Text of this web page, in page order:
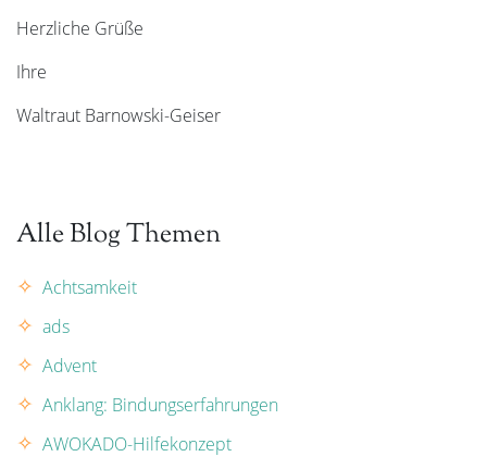
Herzliche Grüße
Ihre
Waltraut Barnowski-Geiser
Alle Blog Themen
Achtsamkeit
ads
Advent
Anklang: Bindungserfahrungen
AWOKADO-Hilfekonzept